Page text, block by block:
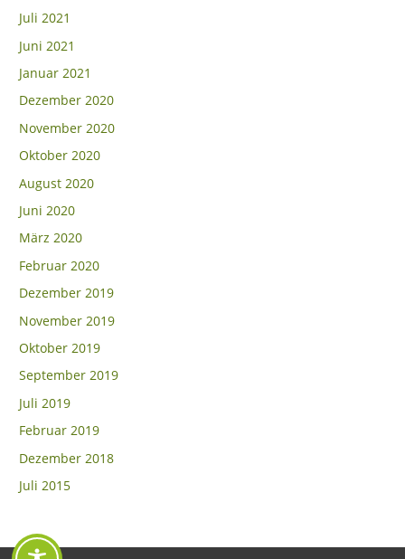
Juli 2021
Juni 2021
Januar 2021
Dezember 2020
November 2020
Oktober 2020
August 2020
Juni 2020
März 2020
Februar 2020
Dezember 2019
November 2019
Oktober 2019
September 2019
Juli 2019
Februar 2019
Dezember 2018
Juli 2015